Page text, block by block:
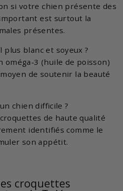
si votre chien présente des
est surtout la
présentes.
blanc et soyeux ?
oméga-3 (huile de poisson)
de soutenir la beauté
chien difficile ?
de haute qualité
identifiés comme le
son appétit.
croquettes